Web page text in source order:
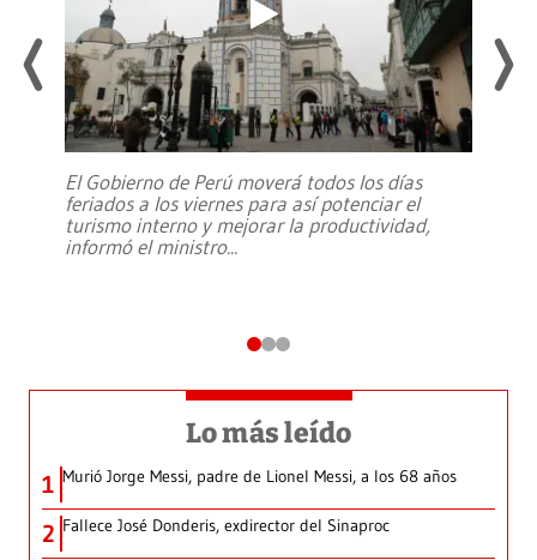
El Gobierno de Perú moverá todos los días
feriados a los viernes para así potenciar el
turismo interno y mejorar la productividad,
informó el ministro...
Lo más leído
1 Murió Jorge Messi, padre de Lionel Messi, a los 68 años
2 Fallece José Donderis, exdirector del Sinaproc